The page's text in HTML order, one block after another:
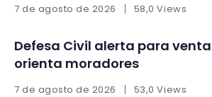
7 de agosto de 2026 58,0 Views
Defesa Civil alerta para
orienta moradores
7 de agosto de 2026 53,0 Views